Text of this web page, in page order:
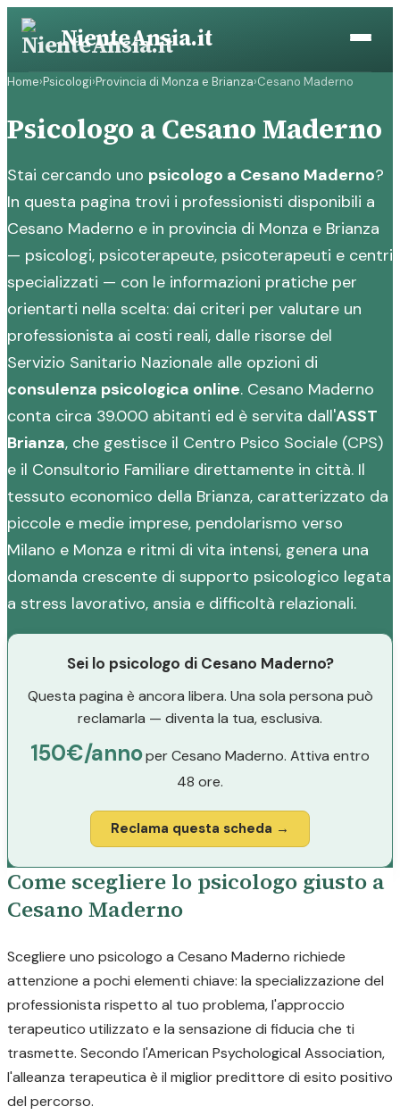
Vai
contenuto
NienteAnsia.it
Home›Psicologi›Provincia di Monza e Brianza›Cesano Maderno
Psicologo a Cesano Maderno
Stai cercando uno psicologo a Cesano Maderno?
In questa pagina trovi i professionisti disponibili a
Cesano Maderno e in provincia di Monza e Brianza
— psicologi, psicoterapeute, psicoterapeuti e centri
specializzati — con le informazioni pratiche per
orientarti nella scelta: dai criteri per valutare un
professionista ai costi reali, dalle risorse del
Servizio Sanitario Nazionale alle opzioni di
consulenza psicologica online. Cesano Maderno
conta circa 39.000 abitanti ed è servita dall'ASST
Brianza, che gestisce il Centro Psico Sociale (CPS)
e il Consultorio Familiare direttamente in città. Il
tessuto economico della Brianza, caratterizzato da
piccole e medie imprese, pendolarismo verso
Milano e Monza e ritmi di vita intensi, genera una
domanda crescente di supporto psicologico legata
a stress lavorativo, ansia e difficoltà relazionali.
Sei lo psicologo di Cesano Maderno?
Questa pagina è ancora libera. Una sola persona può
reclamarla — diventa la tua, esclusiva.
150€/annoper Cesano Maderno. Attiva entro
48 ore.
Reclama questa scheda →
Come scegliere lo psicologo giusto a
Cesano Maderno
Scegliere uno psicologo a Cesano Maderno richiede
attenzione a pochi elementi chiave: la specializzazione del
professionista rispetto al tuo problema, l'approccio
terapeutico utilizzato e la sensazione di fiducia che ti
trasmette. Secondo l'American Psychological Association,
l'alleanza terapeutica è il miglior predittore di esito positivo
del percorso.